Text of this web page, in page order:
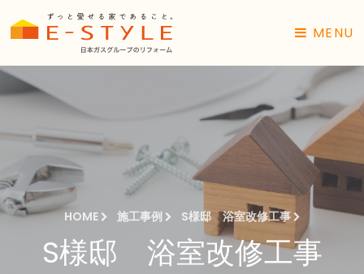
MENU
HOME 施工事例 S様邸 浴室改修工事
S様邸 浴室改修工事